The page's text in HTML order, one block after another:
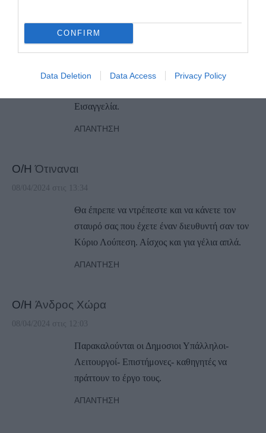
CONFIRM
Data Deletion Data Access Privacy Policy
6) Το διοικητικό πρόβλημα θα είχε ληθεί αν
γινόταν γνωστό στα εθνικά μέσα μαζικής
7) Το διοικητικό πρόβλημα θα είχε ληθεί αν
Εισαγγελία.
ΑΠΆΝΤΗΣΗ
Ο/ΗΌτιναναι
08/04/2024 στις 13:34
Θα έπρεπε να ντρέπεστε και να κάνετε τον
σταυρό σας που έχετε έναν διευθυντή σαν τον
Κύριο Λούπεση. Αίσχος και για γέλια απλά.
ΑΠΆΝΤΗΣΗ
Ο/Η Άνδρος Χώρα
08/04/2024 στις 12:03
Παρακαλούνται οι Δημοσιοι Υπάλληλοι-
Λειτουργοί- Επιστήμονες- καθηγητές να
πράττουν το έργο τους.
ΑΠΆΝΤΗΣΗ